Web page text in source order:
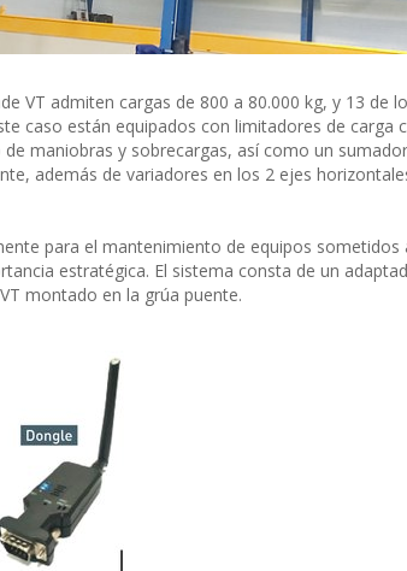
VT admiten cargas de 800 a 80.000 kg, y 13 de
caso están equipados con limitadores de carga
maniobras y sobrecargas, así como un
además de variadores en los 2 ejes
para el mantenimiento de equipos
estratégica. El sistema consta de un
montado en la grúa puente.